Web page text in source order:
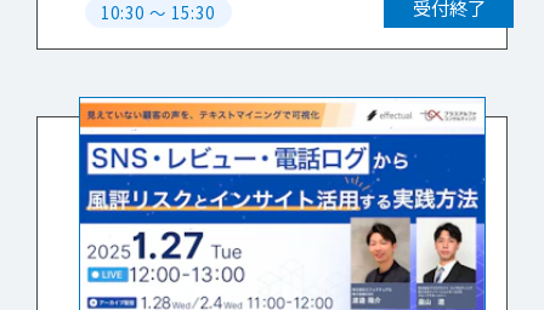
10:30〜 15:30 受付終了